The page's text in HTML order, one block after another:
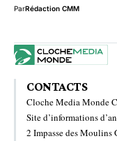
ParRédaction CMM
CONTACTS
Cloche Media Monde
Site d’informations
2 Impasse des Moulins